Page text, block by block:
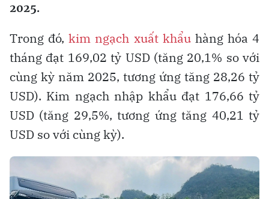
2025.
Trong đó,kim ngạch xuất khẩuhàng hóa 4
tháng đạt 169,02 tỷ USD (tăng 20,1% so với
cùng kỳ năm 2025, tương ứng tăng 28,26 tỷ
USD). Kim ngạch nhập khẩu đạt 176,66 tỷ
USD (tăng 29,5%, tương ứng tăng 40,21 tỷ
USD so với cùng kỳ).